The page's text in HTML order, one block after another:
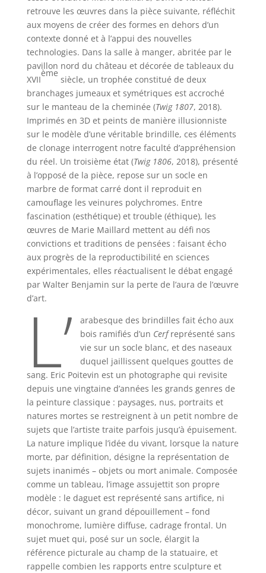
retrouve les œuvres dans la pièce suivante, réfléchit
aux moyens de créer des formes en dehors d’un
contexte donné et à l’appui des nouvelles
technologies. Dans la salle à manger, abritée par le
pavillon nord du château et décorée de tableaux du
XVII
ème
siècle, un trophée constitué de deux
branchages jumeaux et symétriques est accroché
sur le manteau de la cheminée (Twig 1807, 2018).
Imprimés en 3D et peints de manière illusionniste
sur le modèle d’une véritable brindille, ces éléments
de clonage interrogent notre faculté d’appréhension
du réel. Un troisième état (Twig 1806, 2018), présenté
à l’opposé de la pièce, repose sur un socle en
marbre de format carré dont il reproduit en
camouflage les veinures polychromes. Entre
fascination (esthétique) et trouble (éthique), les
œuvres de Marie Maillard mettent au défi nos
convictions et traditions de pensées : faisant écho
aux progrès de la reproductibilité en sciences
expérimentales, elles réactualisent le débat engagé
par Walter Benjamin sur la perte de l’aura de l’œuvre
d’art.
L’
arabesque des brindilles fait écho aux
bois ramifiés d’un Cerfreprésenté sans
vie sur un socle blanc, et des naseaux
duquel jaillissent quelques gouttes de
sang. Eric Poitevin est un photographe qui revisite
depuis une vingtaine d’années les grands genres de
la peinture classique : paysages, nus, portraits et
natures mortes se restreignent à un petit nombre de
sujets que l’artiste traite parfois jusqu’à épuisement.
La nature implique l’idée du vivant, lorsque la nature
morte, par définition, désigne la représentation de
sujets inanimés – objets ou mort animale. Composée
comme un tableau, l’image assujettit son propre
modèle : le daguet est représenté sans artifice, ni
décor, suivant un grand dépouillement – fond
monochrome, lumière diffuse, cadrage frontal. Un
sujet muet qui, posé sur un socle, élargit la
référence picturale au champ de la statuaire, et
rappelle combien les rapports entre sculpture et